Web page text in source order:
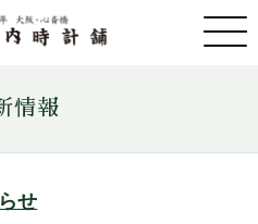
情報
せ